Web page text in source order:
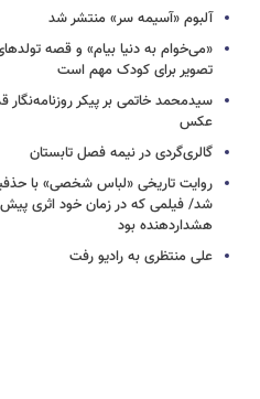
آلبوم «آسیمه سر» منتشر شد
«می‌خوام به دنیا بیام» و قصه
تصویر برای کودک مهم است
سیدمحمد خاتمی بر پیکر روزنامه‌نگار
عکس
گالری‌گردی در نیمه فصل تابستان
روایت تاریخی «لباس شخصی» با
شد/ فیلمی که در زمان خود اثری
هشداردهنده بود
علی منتظری به رادیو رفت